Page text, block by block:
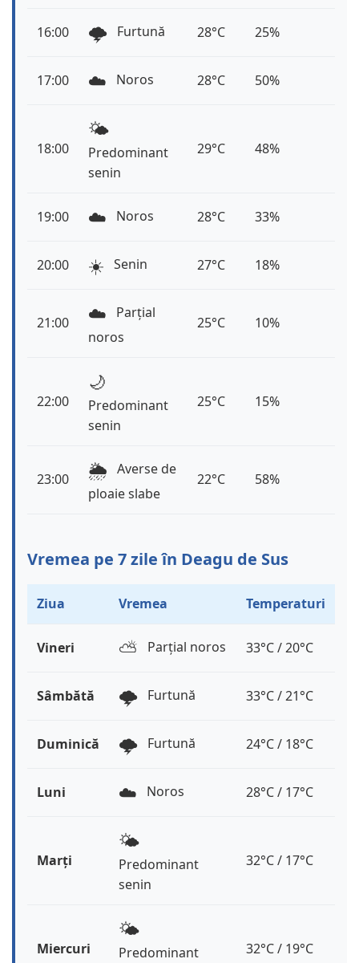
16:00 🌩️ Furtună 28°C 25%
17:00 ☁️ Noros 28°C 50%
18:00
🌤️
Predominant
senin
29°C 48%
19:00 ☁️ Noros 28°C 33%
20:00 ☀️ Senin 27°C 18%
21:00 ☁️
Parțial
noros
25°C 10%
22:00
🌙
Predominant
senin
25°C 15%
23:00 🌦️ Averse de
ploaie slabe
22°C 58%
Vremea pe 7 zile în Deagu de Sus
Ziua Vremea Temperaturi
Vineri ⛅️ Parțial noros 33°C / 20°C
Sâmbătă 🌩️ Furtună 33°C / 21°C
Duminică 🌩️ Furtună 24°C / 18°C
Luni ☁️ Noros 28°C / 17°C
Marți
🌤️
Predominant
senin
32°C / 17°C
Miercuri
🌤️
Predominant
32°C / 19°C